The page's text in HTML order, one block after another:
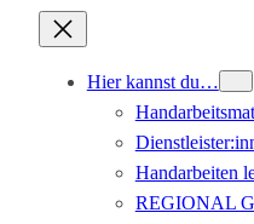
Hier kannst du…
Handarbeiten
REGIONAL